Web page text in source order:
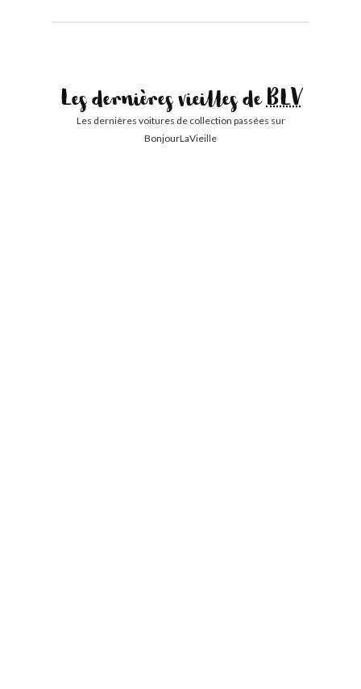
Les dernières vieilles deBLV
Les dernières voitures de collection passées sur
BonjourLaVieille